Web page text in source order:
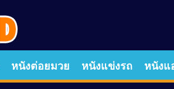
หนังต่อยมวย หนังแข่งรถ หนัง